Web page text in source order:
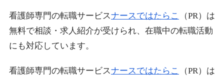
看護師専門の転職サービスナースではたらこ
（PR）は
無料で相談・求人紹介が受けられ、在職中の転職活動
にも対応しています。
看護師専門の転職サービスナースではたらこ
（PR）は